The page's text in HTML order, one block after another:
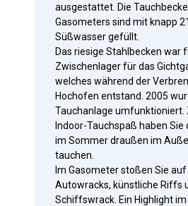
ausgestattet. Die
Gasometers sind mit knapp
Süßwasser gefüllt.
Das riesige Stahlbecken war
Zwischenlager für das
welches während der
Hochofen entstand. 2005
Tauchanlage umfunktioniert.
Indoor-Tauchspaß haben Sie
im Sommer draußen im
tauchen.
Im Gasometer stoßen Sie
Autowracks, künstliche Riffs
Schiffswrack. Ein Highlight im